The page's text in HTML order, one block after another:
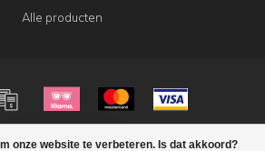
onze website te verbeteren. Is dat akkoord?
Alle producten
Copyright 2026 KeK Horeca